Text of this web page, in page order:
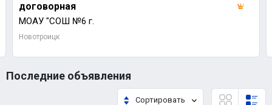
договорная
МОАУ "СОШ №6 г.
Новотроицк
Последние объявления
Сортировать